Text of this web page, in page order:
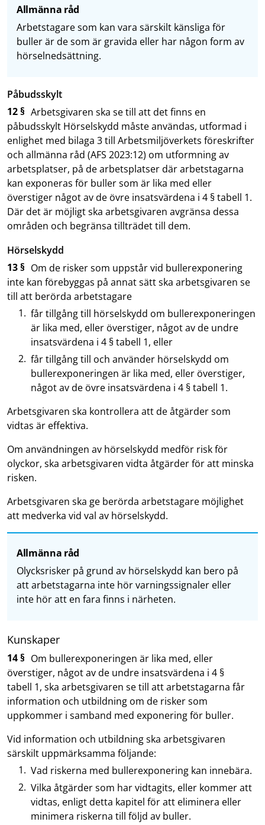
Allmänna råd
Arbetstagare som kan vara särskilt känsliga för
buller är de som är gravida eller har någon form av
hörselnedsättning.
Påbudsskylt
12 § Arbetsgivaren ska se till att det finns en
påbudsskylt Hörselskydd måste användas, utformad i
enlighet med bilaga 3 till Arbetsmiljöverkets föreskrifter
och allmänna råd (AFS 2023:12) om utformning av
arbetsplatser, på de arbetsplatser där arbetstagarna
kan exponeras för buller som är lika med eller
överstiger något av de övre insatsvärdena i 4 § tabell 1.
Där det är möjligt ska arbetsgivaren avgränsa dessa
områden och begränsa tillträdet till dem.
Hörselskydd
13 § Om de risker som uppstår vid bullerexponering
inte kan förebyggas på annat sätt ska arbetsgivaren se
till att berörda arbetstagare
får tillgång till hörselskydd om bullerexponeringen
är lika med, eller överstiger, något av de undre
insatsvärdena i 4 § tabell 1, eller
får tillgång till och använder hörselskydd om
bullerexponeringen är lika med, eller överstiger,
något av de övre insatsvärdena i 4 § tabell 1.
Arbetsgivaren ska kontrollera att de åtgärder som
vidtas är effektiva.
Om användningen av hörselskydd medför risk för
olyckor, ska arbetsgivaren vidta åtgärder för att minska
risken.
Arbetsgivaren ska ge berörda arbetstagare möjlighet
att medverka vid val av hörselskydd.
Allmänna råd
Olycksrisker på grund av hörselskydd kan bero på
att arbetstagarna inte hör varningssignaler eller
inte hör att en fara finns i närheten.
Kunskaper
14 § Om bullerexponeringen är lika med, eller
överstiger, något av de undre insatsvärdena i 4 §
tabell 1, ska arbetsgivaren se till att arbetstagarna får
information och utbildning om de risker som
uppkommer i samband med exponering för buller.
Vid information och utbildning ska arbetsgivaren
särskilt uppmärksamma följande:
Vad riskerna med bullerexponering kan innebära.
Vilka åtgärder som har vidtagits, eller kommer att
vidtas, enligt detta kapitel för att eliminera eller
minimera riskerna till följd av buller.